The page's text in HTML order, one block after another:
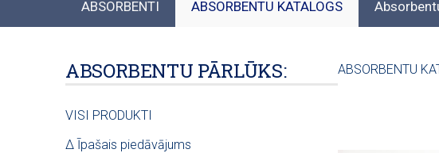
ABSORBENTI ABSORBENTU KATALOGS
ABSORBENTU PĀRLŪKS:
VISI PRODUKTI
∆ Īpašais piedāvājums
ABSORBENTU